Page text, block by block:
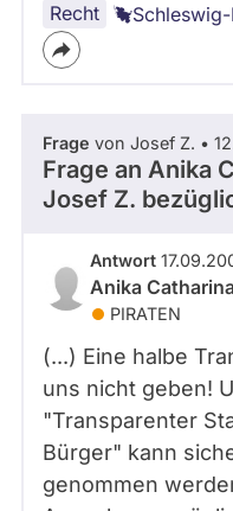
Recht
Frage von Josef Z. •
Frage an Anika
Josef Z.
Antwort
Anika
PIRATEN
(...) Eine halbe
uns nicht geben!
"Transparenter
Bürger" kann
genommen